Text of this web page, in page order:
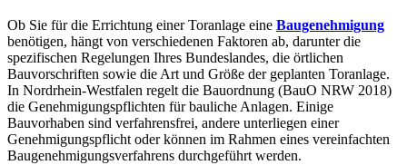
Ob Sie für die Errichtung einer Toranlage eine Baugenehmigung
benötigen, hängt von verschiedenen Faktoren ab, darunter die
spezifischen Regelungen Ihres Bundeslandes, die örtlichen
Bauvorschriften sowie die Art und Größe der geplanten Toranlage.
In Nordrhein-Westfalen regelt die Bauordnung (BauO NRW 2018)
die Genehmigungspflichten für bauliche Anlagen. Einige
Bauvorhaben sind verfahrensfrei, andere unterliegen einer
Genehmigungspflicht oder können im Rahmen eines vereinfachten
Baugenehmigungsverfahrens durchgeführt werden.